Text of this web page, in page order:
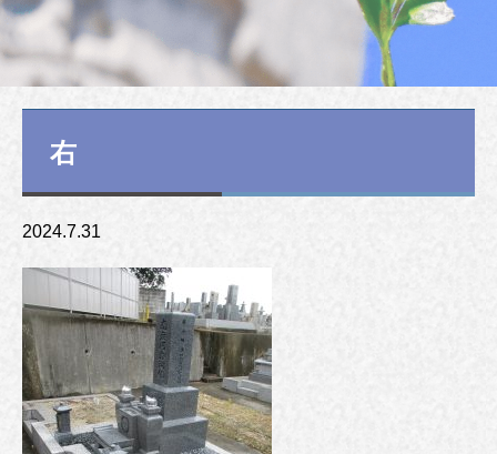
右
2024.7.31